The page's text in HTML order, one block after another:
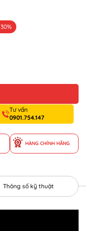
Tư vấn
0901.754.147
HÀNG CHÍNH HÃNG
Thông số kỹ thuật